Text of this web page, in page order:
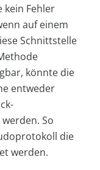
kein Fehler
auf einem
Schnittstelle
könnte die
entweder
So
die
werden.